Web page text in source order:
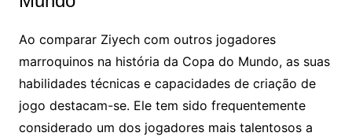
Ao comparar Ziyech com outros jogadores
marroquinos na história da Copa do Mundo, as suas
habilidades técnicas e capacidades de criação de
jogo destacam-se. Ele tem sido frequentemente
considerado um dos jogadores mais talentosos a